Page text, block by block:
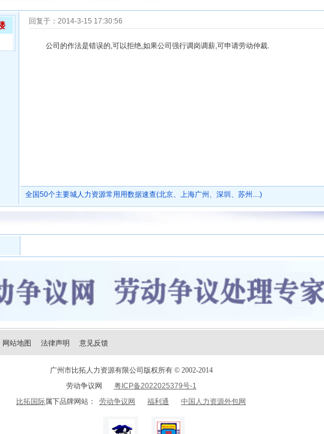
回复于：2014-3-15 17:30:56
公司的作法是错误的,可以拒绝,如果公司强行调岗调薪,可申请劳动仲裁.
全国50个主要城人力资源常用用数据速查(北京、上海广州、深圳、苏州....)
网站地图 法律声明 意见反馈
广州市比拓人力资源有限公司版权所有 © 2002-2014
劳动争议网
粤ICP备2022025379号-1
比拓国际属下品牌网站： 劳动争议网 福利通 中国人力资源外包网